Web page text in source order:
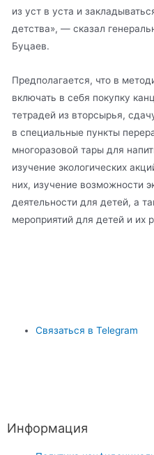
из уст в уста и
детства», — сказал
Буцаев.
Предполагается, что в
включать в себя покупку
тетрадей из вторсырья,
в специальные пункты
многоразовой тары для
изучение экологических
них, изучение возможности
деятельности для детей, а
мероприятий для детей и их
Связаться в Telegram
Информация